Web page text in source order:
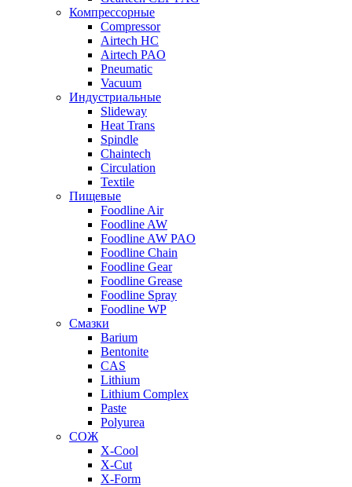
Компрессорные
Compressor
Airtech HC
Airtech PAO
Pneumatic
Vacuum
Индустриальные
Slideway
Heat Trans
Spindle
Chaintech
Circulation
Textile
Пищевые
Foodline Air
Foodline AW
Foodline AW PAO
Foodline Chain
Foodline Gear
Foodline Grease
Foodline Spray
Foodline WP
Смазки
Barium
Bentonite
CAS
Lithium
Lithium Complex
Paste
Polyurea
СОЖ
X-Cool
X-Cut
X-Form